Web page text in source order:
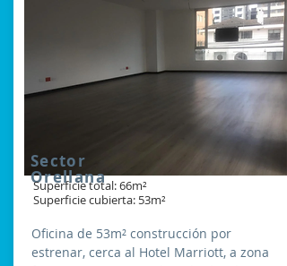
Sector
Orellana
Superficie total: 66m²
Superficie cubierta: 53m²
Oficina de 53m² construcción por
estrenar, cerca al Hotel Marriott, a zona